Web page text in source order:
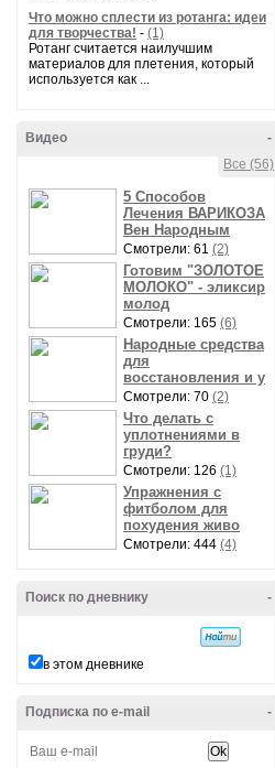
Что можно сплести из ротанга: идеи
для творчества! - (1)
Ротанг считается наилучшим
материалов для плетения, который
используется как ...
-
Видео
Все (56)
5 Способов
Лечения ВАРИКОЗА
Вен Народным
Смотрели: 61 (2)
Готовим "ЗОЛОТОЕ
МОЛОКО" - эликсир
молод
Смотрели: 165 (6)
Народные средства
для
восстановления и у
Смотрели: 70 (2)
Что делать с
уплотнениями в
груди?
Смотрели: 126 (1)
Упражнения с
фитболом для
похудения живо
Смотрели: 444 (4)
-
Поиск по дневнику
в этом дневнике
-
Подписка по e-mail